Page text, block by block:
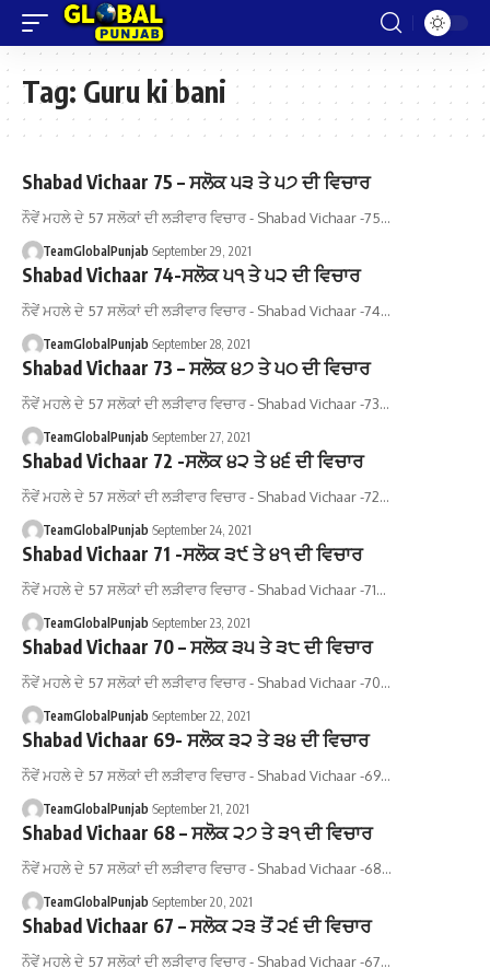
Tag: Guru ki bani
Shabad Vichaar 75 – ਸਲੋਕ ੫੩ ਤੇ ੫੭ ਦੀ ਵਿਚਾਰ
ਨੌਵੇਂ ਮਹਲੇ ਦੇ 57 ਸਲੋਕਾਂ ਦੀ ਲੜੀਵਾਰ ਵਿਚਾਰ - Shabad Vichaar -75…
TeamGlobalPunjab September 29, 2021
Shabad Vichaar 74-ਸਲੋਕ ੫੧ ਤੇ ੫੨ ਦੀ ਵਿਚਾਰ
ਨੌਵੇਂ ਮਹਲੇ ਦੇ 57 ਸਲੋਕਾਂ ਦੀ ਲੜੀਵਾਰ ਵਿਚਾਰ - Shabad Vichaar -74…
TeamGlobalPunjab September 28, 2021
Shabad Vichaar 73 – ਸਲੋਕ ੪੭ ਤੇ ੫੦ ਦੀ ਵਿਚਾਰ
ਨੌਵੇਂ ਮਹਲੇ ਦੇ 57 ਸਲੋਕਾਂ ਦੀ ਲੜੀਵਾਰ ਵਿਚਾਰ - Shabad Vichaar -73…
TeamGlobalPunjab September 27, 2021
Shabad Vichaar 72 -ਸਲੋਕ ੪੨ ਤੇ ੪੬ ਦੀ ਵਿਚਾਰ
ਨੌਵੇਂ ਮਹਲੇ ਦੇ 57 ਸਲੋਕਾਂ ਦੀ ਲੜੀਵਾਰ ਵਿਚਾਰ - Shabad Vichaar -72…
TeamGlobalPunjab September 24, 2021
Shabad Vichaar 71 -ਸਲੋਕ ੩੯ ਤੇ ੪੧ ਦੀ ਵਿਚਾਰ
ਨੌਵੇਂ ਮਹਲੇ ਦੇ 57 ਸਲੋਕਾਂ ਦੀ ਲੜੀਵਾਰ ਵਿਚਾਰ - Shabad Vichaar -71…
TeamGlobalPunjab September 23, 2021
Shabad Vichaar 70 – ਸਲੋਕ ੩੫ ਤੇ ੩੮ ਦੀ ਵਿਚਾਰ
ਨੌਵੇਂ ਮਹਲੇ ਦੇ 57 ਸਲੋਕਾਂ ਦੀ ਲੜੀਵਾਰ ਵਿਚਾਰ - Shabad Vichaar -70…
TeamGlobalPunjab September 22, 2021
Shabad Vichaar 69- ਸਲੋਕ ੩੨ ਤੇ ੩੪ ਦੀ ਵਿਚਾਰ
ਨੌਵੇਂ ਮਹਲੇ ਦੇ 57 ਸਲੋਕਾਂ ਦੀ ਲੜੀਵਾਰ ਵਿਚਾਰ - Shabad Vichaar -69…
TeamGlobalPunjab September 21, 2021
Shabad Vichaar 68 – ਸਲੋਕ ੨੭ ਤੇ ੩੧ ਦੀ ਵਿਚਾਰ
ਨੌਵੇਂ ਮਹਲੇ ਦੇ 57 ਸਲੋਕਾਂ ਦੀ ਲੜੀਵਾਰ ਵਿਚਾਰ - Shabad Vichaar -68…
TeamGlobalPunjab September 20, 2021
Shabad Vichaar 67 – ਸਲੋਕ ੨੩ ਤੋਂ ੨੬ ਦੀ ਵਿਚਾਰ
ਨੌਵੇਂ ਮਹਲੇ ਦੇ 57 ਸਲੋਕਾਂ ਦੀ ਲੜੀਵਾਰ ਵਿਚਾਰ - Shabad Vichaar -67…